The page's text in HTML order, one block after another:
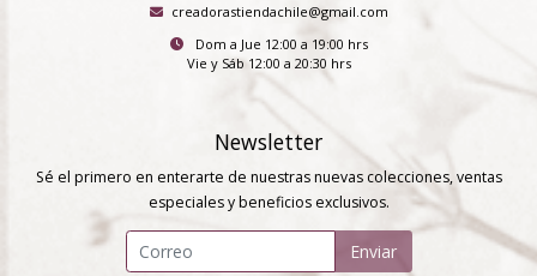
creadorastiendachile@gmail.com
Dom a Jue 12:00 a 19:00 hrs
Vie y Sáb 12:00 a 20:30 hrs
Newsletter
Sé el primero en enterarte de nuestras nuevas colecciones, ventas
especiales y beneficios exclusivos.
Enviar